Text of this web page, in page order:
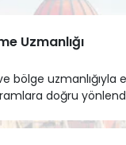
Uzmanlığı
bölge uzmanlığıyla
doğru